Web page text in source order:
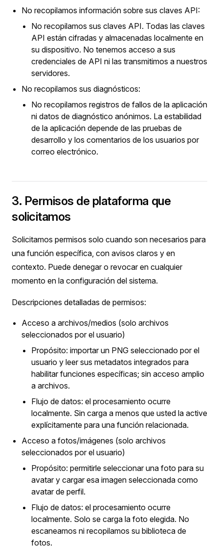
No recopilamos información sobre sus claves API:
No recopilamos sus claves API. Todas las claves
API están cifradas y almacenadas localmente en
su dispositivo. No tenemos acceso a sus
credenciales de API ni las transmitimos a nuestros
servidores.
No recopilamos sus diagnósticos:
No recopilamos registros de fallos de la aplicación
ni datos de diagnóstico anónimos. La estabilidad
de la aplicación depende de las pruebas de
desarrollo y los comentarios de los usuarios por
correo electrónico.
3. Permisos de plataforma que
solicitamos
Solicitamos permisos solo cuando son necesarios para
una función específica, con avisos claros y en
contexto. Puede denegar o revocar en cualquier
momento en la configuración del sistema.
Descripciones detalladas de permisos:
Acceso a archivos/medios (solo archivos
seleccionados por el usuario)
Propósito: importar un PNG seleccionado por el
usuario y leer sus metadatos integrados para
habilitar funciones específicas; sin acceso amplio
a archivos.
Flujo de datos: el procesamiento ocurre
localmente. Sin carga a menos que usted la active
explícitamente para una función relacionada.
Acceso a fotos/imágenes (solo archivos
seleccionados por el usuario)
Propósito: permitirle seleccionar una foto para su
avatar y cargar esa imagen seleccionada como
avatar de perfil.
Flujo de datos: el procesamiento ocurre
localmente. Solo se carga la foto elegida. No
escaneamos ni recopilamos su biblioteca de
fotos.